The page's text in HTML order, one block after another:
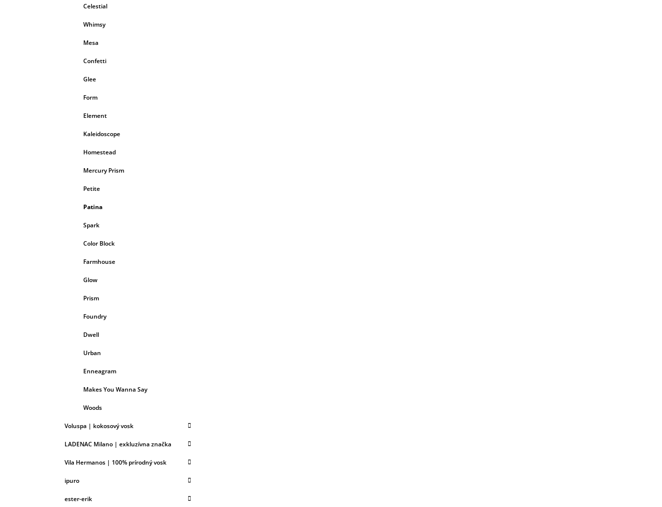
Celestial
Whimsy
Mesa
Confetti
Glee
Form
Element
Kaleidoscope
Homestead
Mercury Prism
Petite
Patina
Spark
Color Block
Farmhouse
Glow
Prism
Foundry
Dwell
Urban
Enneagram
Makes You Wanna Say
Woods
Voluspa | kokosový vosk
LADENAC Milano | exkluzívna značka
Vila Hermanos | 100% prírodný vosk
ipuro
ester-erik